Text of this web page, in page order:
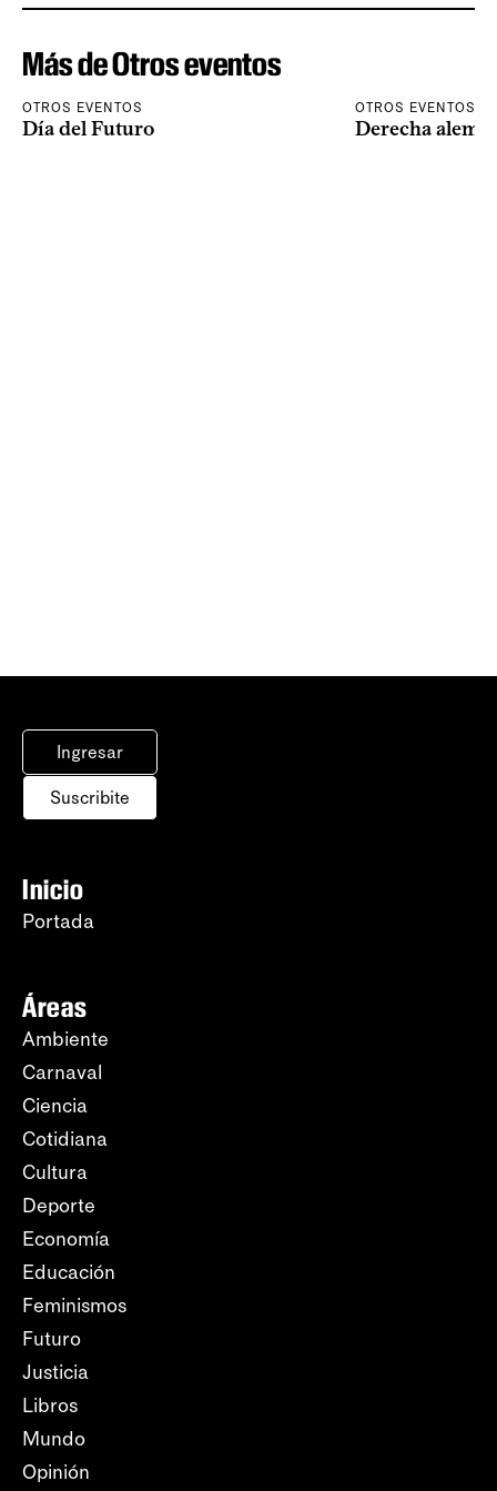
Más de Otros eventos
OTROS EVENTOS
Día del Futuro
OTROS EVENTOS
Derecha
Ingresar
Suscribite
Inicio
Portada
Áreas
Ambiente
Carnaval
Ciencia
Cotidiana
Cultura
Deporte
Economía
Educación
Feminismos
Futuro
Justicia
Libros
Mundo
Opinión